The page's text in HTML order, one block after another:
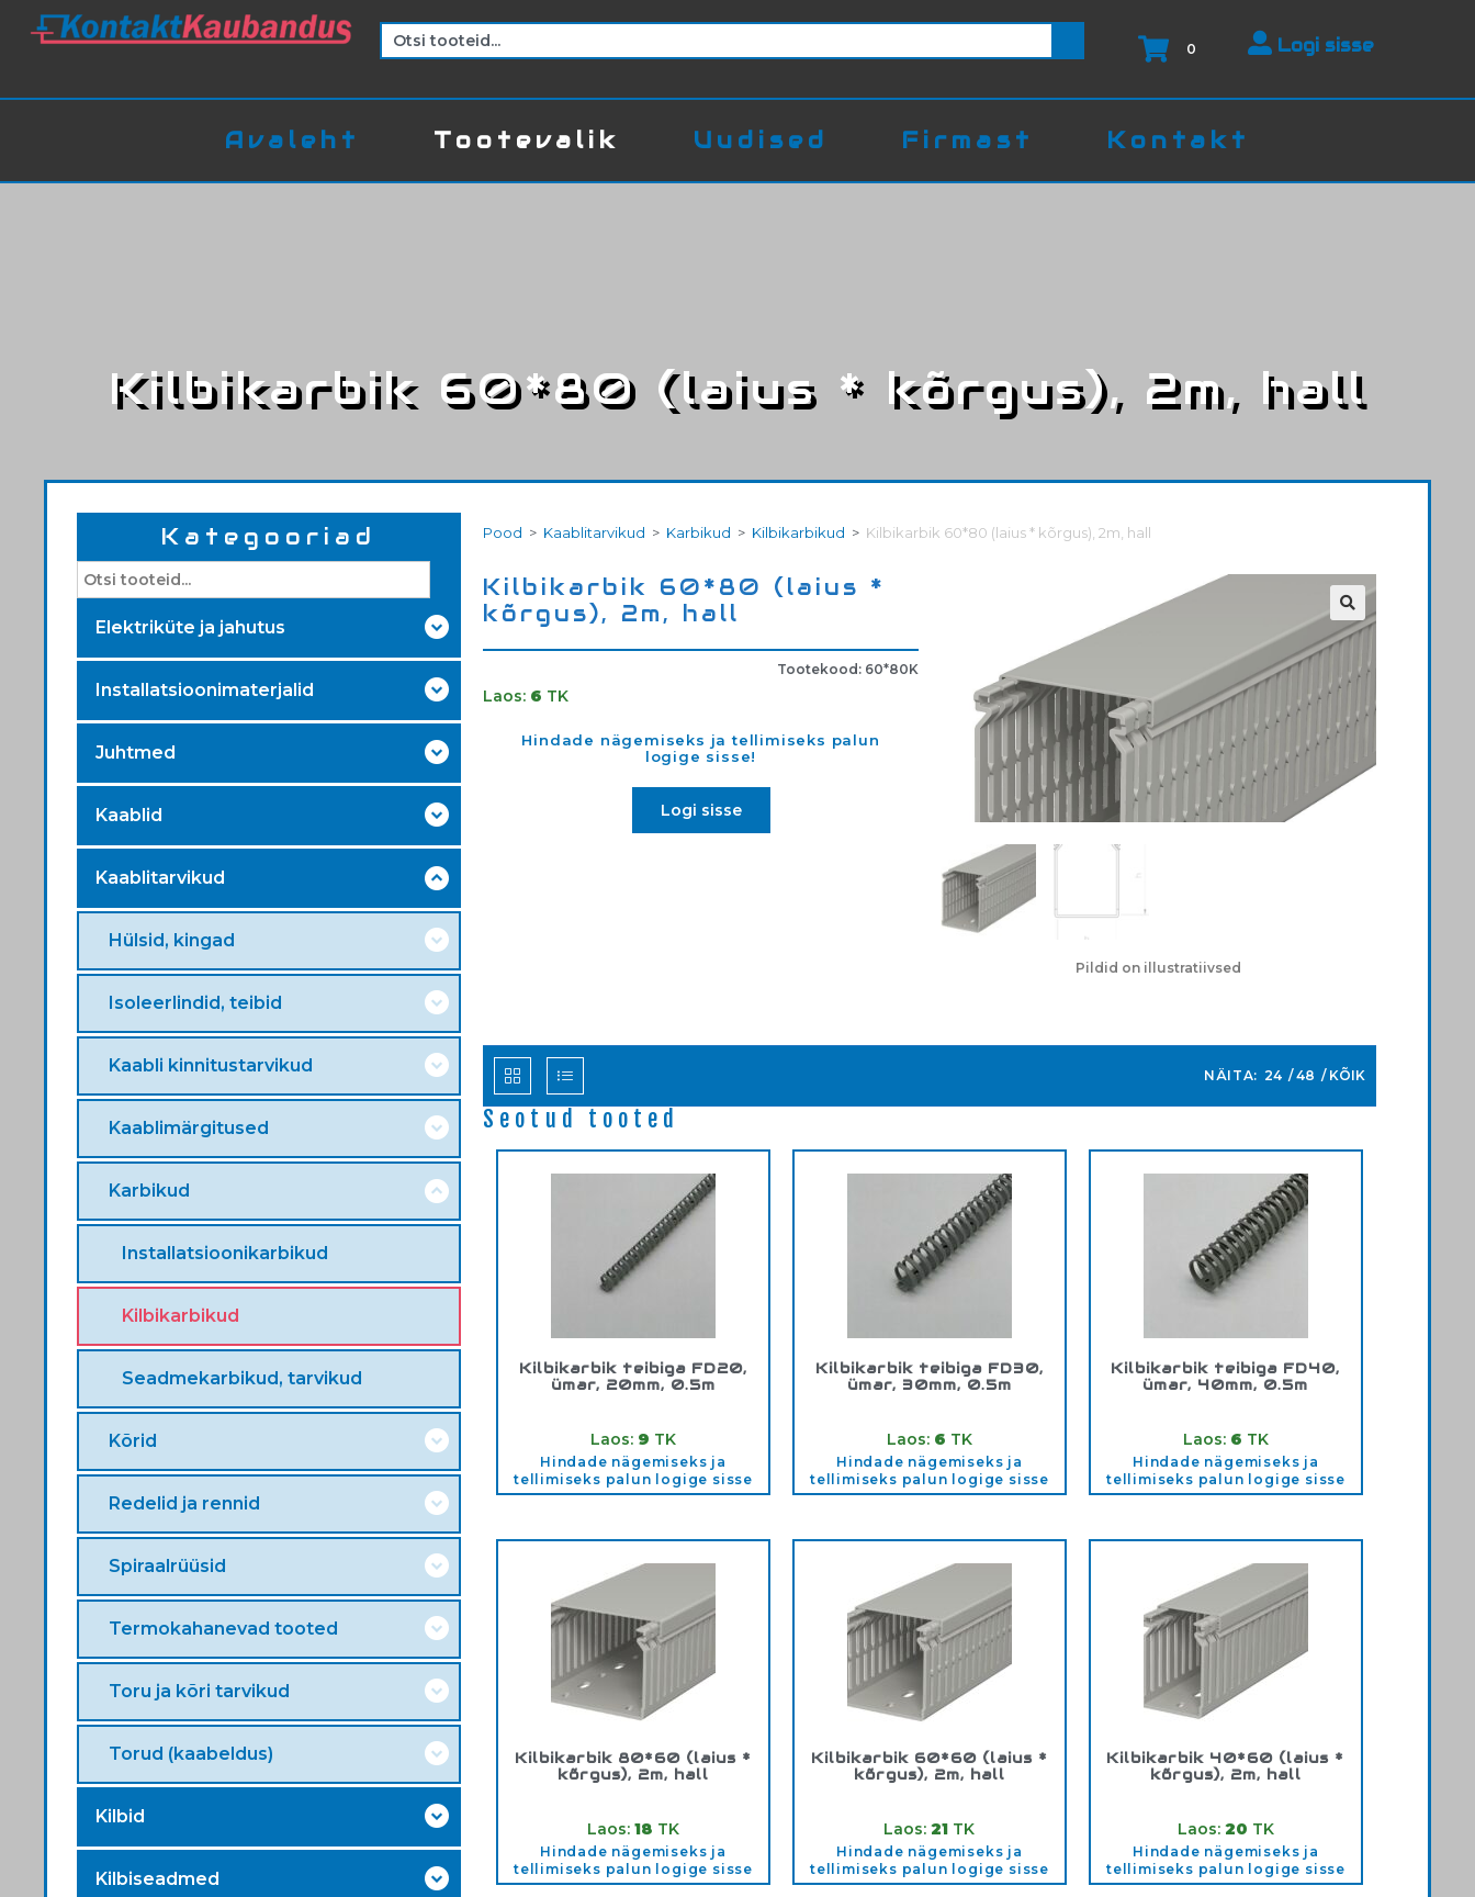
0 Logi sisse
Avaleht Tootevalik Uudised Firmast Kontakt
Kilbikarbik 60*80 (laius * kõrgus), 2m, hall
Kategooriad
Elektriküte ja jahutus
Installatsioonimaterjalid
Juhtmed
Kaablid
Kaablitarvikud
Hülsid, kingad
Isoleerlindid, teibid
Kaabli kinnitustarvikud
Kaablimärgitused
Karbikud
Installatsioonikarbikud
Kilbikarbikud
Seadmekarbikud, tarvikud
Kõrid
Redelid ja rennid
Spiraalrüüsid
Termokahanevad tooted
Toru ja kõri tarvikud
Torud (kaabeldus)
Kilbid
Kilbiseadmed
Pood > Kaablitarvikud > Karbikud > Kilbikarbikud > Kilbikarbik 60*80 (laius * kõrgus), 2m, hall
Kilbikarbik 60*80 (laius *
kõrgus), 2m, hall
Tootekood: 60*80K
Laos: 6 TK
Hindade nägemiseks ja tellimiseks palun
logige sisse!
Logi sisse
Pildid on illustratiivsed
NÄITA: 24 48 KÕIK
Seotud tooted
Kilbikarbik teibiga FD20,
ümar, 20mm, 0.5m
Laos: 9 TK
Hindade nägemiseks ja
tellimiseks palun logige sisse
Kilbikarbik teibiga FD30,
ümar, 30mm, 0.5m
Laos: 6 TK
Hindade nägemiseks ja
tellimiseks palun logige sisse
Kilbikarbik teibiga FD40,
ümar, 40mm, 0.5m
Laos: 6 TK
Hindade nägemiseks ja
tellimiseks palun logige sisse
Kilbikarbik 80*60 (laius *
kõrgus), 2m, hall
Laos: 18 TK
Hindade nägemiseks ja
tellimiseks palun logige sisse
Kilbikarbik 60*60 (laius *
kõrgus), 2m, hall
Laos:21 TK
Hindade nägemiseks ja
tellimiseks palun logige sisse
Kilbikarbik 40*60 (laius *
kõrgus), 2m, hall
Laos: 20 TK
Hindade nägemiseks ja
tellimiseks palun logige sisse